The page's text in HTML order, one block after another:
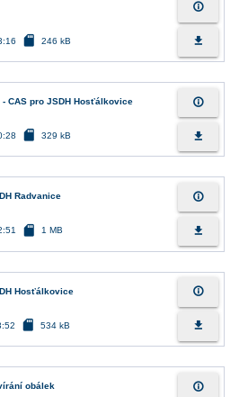
sd_card 246 kB
info_outline
file_download
CAS pro JSDH Hosťálkovice
sd_card 329 kB
info_outline
file_download
Radvanice
sd_card 1 MB
info_outline
file_download
Hosťálkovice
sd_card 534 kB
info_outline
file_download
obálek info_outline